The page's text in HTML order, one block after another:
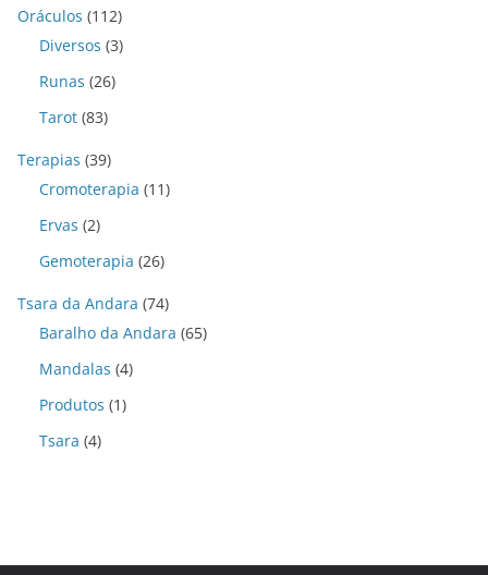
Oráculos (112)
Diversos (3)
Runas (26)
Tarot (83)
Terapias (39)
Cromoterapia (11)
Ervas (2)
Gemoterapia (26)
Tsara da Andara (74)
Baralho da Andara (65)
Mandalas (4)
Produtos (1)
Tsara (4)